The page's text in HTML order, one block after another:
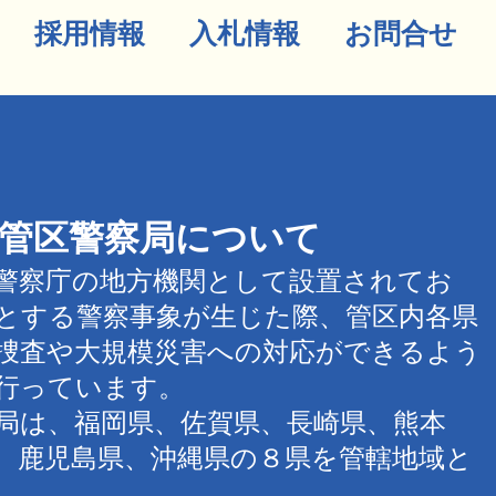
採用情報 入札情報 お問合せ
区警察局について
察庁の地方機関として設置されてお
する警察事象が生じた際、管区内各県
査や大規模災害への対応ができるよう
っています。
は、福岡県、佐賀県、長崎県、熊本
鹿児島県、沖縄県の８県を管轄地域と